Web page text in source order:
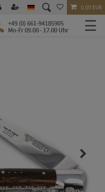
0,00 EUR
☰